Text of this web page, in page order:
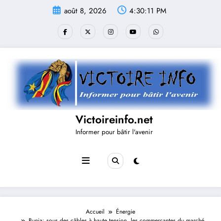
août 8, 2026 4:30:11 PM
Victoireinfo.net
Informer pour bâtir l'avenir
Accueil
Énergie